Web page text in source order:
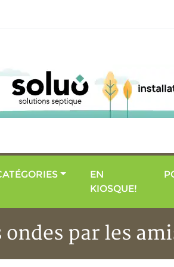
EN
KIOSQUE!
par les